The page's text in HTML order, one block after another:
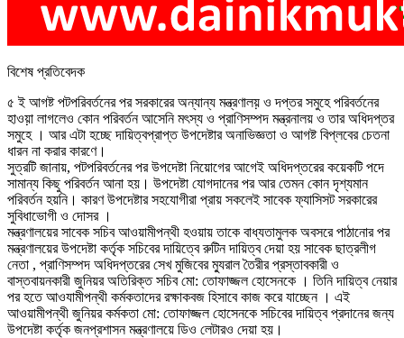
বিশেষ প্রতিবেদক
৫ ই আগষ্ট পটপরিবর্তনের পর সরকারের অন্যান্য মন্ত্রণালয়় ও দপ্তর সমুহে পরিবর্তনের
হাওয়়া লাগলেও কোন পরিবর্তন আসেনি মৎস্য ও প্রাণিসম্পদ মন্ত্রনালয় ও তার অধিদপ্তর
সমুহে । আর এটা হচ্ছে দায়িত্বপ্রাপ্ত উপদেষ্টার অনাভিজ্ঞতা ও আগষ্ট বিপ্লবের চেতনা
ধারন না করার কারণে।
সুত্রটি জানায়, পটপরিবর্তনের পর উপদেষ্টা নিয়োগের আগেই অধিদপ্তরের কয়েকটি পদে
সামান্য কিছু পরিবর্তন আনা হয়। উপদেষ্টা যোগদানের পর আর তেমন কোন দৃশ্যমান
পরিবর্তন হয়নি। কারণ উপদেষ্টার সহযোগীরা প্রায় সকলেই সাবেক ফ্যাসিসট সরকারের
সুবিধাভোগী ও দোসর ।
মন্ত্রণালয়ের সাবেক সচিব আওয়ামীপন্থী হওয়ায় তাকে বাধ্যতামুলক অবসরে পাঠানোর পর
মন্ত্রণালয়ের উপদেষ্টা কর্তৃক সচিবের দায়িত্বে রুটিন দায়িত্ব দেয়া হয় সাবেক ছাত্রলীগ
নেতা , প্রাণিসম্পদ অধিদপ্তরের সেখ মুজিবের ম্যুরাল তৈরীর প্রস্তাবকারী ও
বাস্তবায়নকারী জুনিয়র অতিরিক্ত সচিব মো: তোফাজ্জল হোসেনকে । তিনি দায়িত্ব নেয়ার
পর হতে আওযামীপন্থী কর্মকতাদের রক্ষাকবজ হিসাবে কাজ করে যাচ্ছেন । এই
আওয়ামীপন্থী জুনিয়র কর্মকতা মো: তোফাজ্জল হোসেনকে সচিবের দায়িত্ব প্রদানের জন্য
উপদেষ্টা কর্তৃক জনপ্রশাসন মন্ত্রণালয়ে ডিও লেটারও দেয়া হয়।